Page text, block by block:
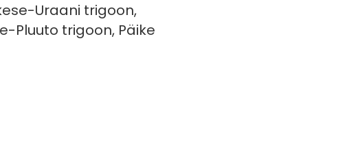
Uraani trigoon,
Pluuto trigoon, Päike